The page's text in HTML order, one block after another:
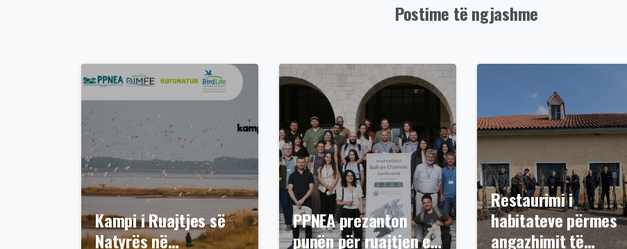
Postime të ngjashme
Kampi i Ruajtjes së
Natyrës në…
PPNEA prezanton
punën për ruajtjen e…
Restaurimi i
habitateve përmes
angazhimit të…